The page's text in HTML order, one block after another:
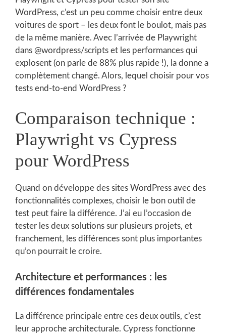
WordPress, c’est un peu comme choisir entre deux
voitures de sport – les deux font le boulot, mais pas
de la même manière. Avec l’arrivée de Playwright
dans @wordpress/scripts et les performances qui
explosent (on parle de 88% plus rapide !), la donne a
complètement changé. Alors, lequel choisir pour vos
tests end-to-end WordPress ?
Comparaison technique :
Playwright vs Cypress
pour WordPress
Quand on développe des sites WordPress avec des
fonctionnalités complexes, choisir le bon outil de
test peut faire la différence. J’ai eu l’occasion de
tester les deux solutions sur plusieurs projets, et
franchement, les différences sont plus importantes
qu’on pourrait le croire.
Architecture et performances : les
différences fondamentales
La différence principale entre ces deux outils, c’est
leur approche architecturale. Cypress fonctionne